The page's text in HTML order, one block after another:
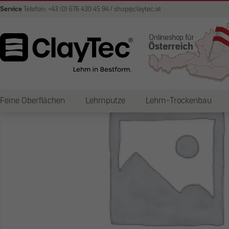
Service Telefon: +43 (0) 676 430 45 94 / shop@claytec.at
Feine Oberflächen Lehmputze Lehm-Trockenbau